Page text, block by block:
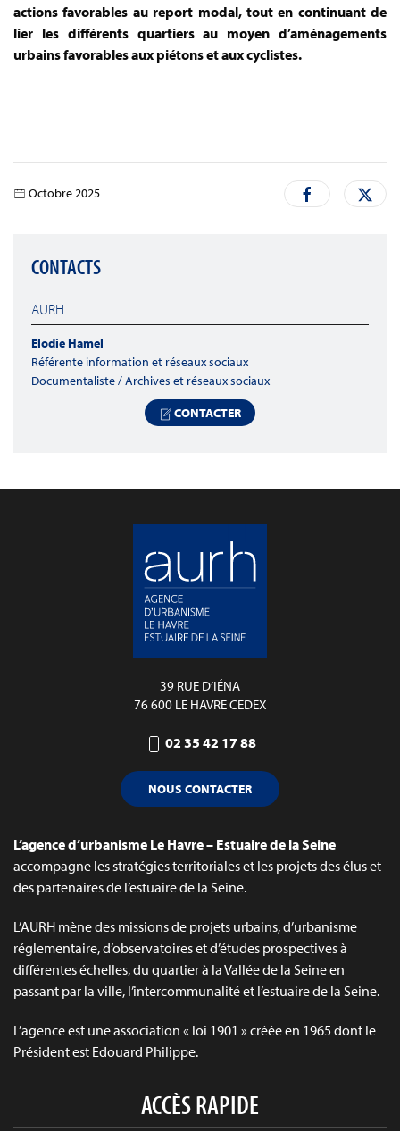
actions favorables au report modal, tout en continuant de
lier les différents quartiers au moyen d’aménagements
urbains favorables aux piétons et aux cyclistes.
Octobre 2025
CONTACTS
AURH
Elodie Hamel
Référente information et réseaux sociaux
Documentaliste / Archives et réseaux sociaux
CONTACTER
39 RUE D’IÉNA
76 600 LE HAVRE CEDEX
02 35 42 17 88
NOUS CONTACTER
L’agence d’urbanisme Le Havre – Estuaire de la Seine
accompagne les stratégies territoriales et les projets des élus et
des partenaires de l’estuaire de la Seine.
L’AURH mène des missions de projets urbains, d’urbanisme
réglementaire, d’observatoires et d’études prospectives à
différentes échelles, du quartier à la Vallée de la Seine en
passant par la ville, l’intercommunalité et l’estuaire de la Seine.
L’agence est une association « loi 1901 » créée en 1965 dont le
Président est Edouard Philippe.
ACCÈS RAPIDE